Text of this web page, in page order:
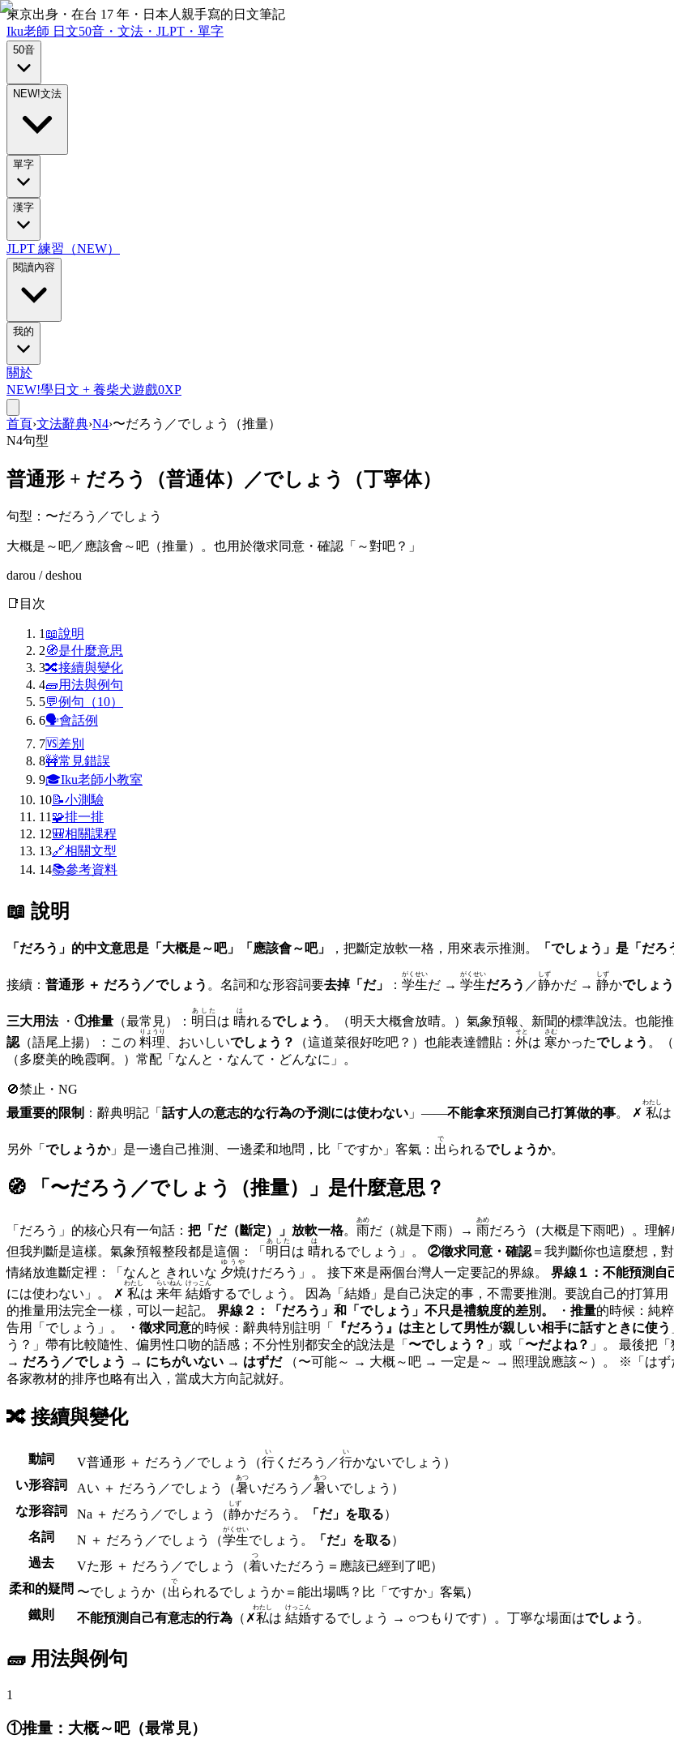
東京出身・在台 17 年・日本人親手寫的日文筆記
Iku老師 日文50音・文法・JLPT・單字
50音
NEW!文法
單字
漢字
JLPT 練習（NEW）
閱讀內容
我的
關於
NEW!學日文 + 養柴犬遊戲0XP
首頁›文法辭典›N4›〜だろう／でしょう（推量）
N4句型
普通形 + だろう （普通体）／でしょう （丁寧体）
句型 ： 〜だろう／でしょう
大概是～吧／應該會～吧（推量）。也用於徵求同意・確認「～對吧？」
darou / deshou
📑 目次
1 📖說明
2🧭是什麼意思
3🔀接續與變化
4🧱用法與例句
5💬例句（10）
6🗣會話例
7🆚差別
8🚧常見錯誤
9🎓Iku老師小教室
10📝小測驗
11 🧩排一排
12🎒相關課程
13🔗相關文型
14📚參考資料
📖 說明
「だろう」的中文意思是「大概是～吧」「應該會～吧」 ，把斷定放軟一格，用來表示推測。 「でしょう」是「だろ
接續： 普通形 ＋ だろう／でしょう 。名詞和な形容詞要去掉「だ」 ： 学生
がくせい
だ → 学生
がくせい
だろう ／静
しず
かだ → 静
しず
かでしょう
三大用法・ ①推量 （最常見）： 明日
あした
は 晴
は
れるでしょう 。（明天大概會放晴。）氣象預報、新聞的標準說法。也能
認 （語尾上揚）：この 料理
りょうり
、おいしいでしょう？ （這道菜很好吃吧？）也能表達體貼： 外
そと
は 寒
さむ
かったでしょう 。
（多麼美的晚霞啊。）常配「なんと・なんて・どんなに」。
🚫禁止・NG
最重要的限制 ：辭典明記「 話す人の意志的な行為の予測には使わない 」——不能拿來預測自己打算做的事。 ✗ 私
わたし
は
另外「 でしょうか」是一邊自己推測、一邊柔和地問，比「ですか」客氣： 出
で
られるでしょうか。
🧭 「 〜だろう／でしょう（推量） 」是什麼意思？
「だろう」的核心只有一句話： 把「だ（斷定）」放軟一格。 雨
あめ
だ（就是下雨）→ 雨
あめ
だろう（大概是下雨吧）。理
但我判斷是這樣。氣象預報整段都是這個：「 明日
あした
は 晴
は
れるでしょう」。 ②徵求同意・確認＝我判斷你也這麼想，
情緒放進斷定裡：「なんと きれいな 夕焼
ゆうや
けだろう」。 接下來是兩個台灣人一定要記的界線。 界線１：不能預測自
には使わない」。 ✗ 私
わたし
は 来年
らいねん
結婚
けっこん
するでしょう。 因為「結婚」是自己決定的事，不需要推測。要說自己的打算
的推量用法完全一樣，可以一起記。 界線２：「だろう」和「でしょう」不只是禮貌度的差別。 ・ 推量的時候：純
告用「でしょう」。 ・ 徵求同意的時候：辭典特別註明「 『だろう』は主として男性が親しい相手に話すときに使う
う？」帶有比較隨性、偏男性口吻的語感；不分性別都安全的說法是「 〜でしょう？ 」或「 〜だよね？ 」。 最後
→ だろう／でしょう → にちがいない → はずだ（〜可能～ → 大概～吧 → 一定是～ → 照理說應該～）。 ※「はず
各家教材的排序也略有出入，當成大方向記就好。
🔀接續與變化
動詞 V普通形 ＋ だろう／でしょう （行
い
くだろう／行
い
かないでしょう）
い形容詞
Aい ＋ だろう／でしょう （暑
あつ
いだろう／暑
あつ
いでしょう）
な形容詞
Na ＋ だろう／でしょう （静
しず
かだろう。 「だ」を取る）
名詞
N ＋ だろう／でしょう （学生
がくせい
でしょう。 「だ」を取る）
過去
Vた形 ＋ だろう／でしょう （着
つ
いただろう＝應該已經到了吧）
柔和的疑問 〜でしょうか （出
で
られるでしょうか＝能出場嗎？比「ですか」客氣）
鐵則
不能預測自己有意志的行為 （✗私
わたし
は 結婚
けっこん
するでしょう → ○つもりです）。丁寧な場面はでしょう 。
🧱 用法與例句
1
①推量：大概～吧（最常見）